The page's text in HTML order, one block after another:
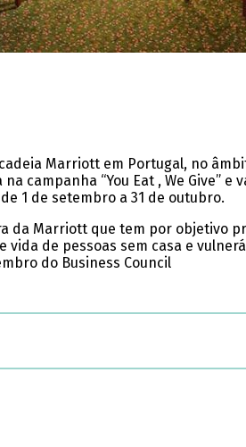
Marriott em Portugal, no
campanha “You Eat , We Give” e
1 de setembro a 31 de outubro.
da Marriott que tem por objetivo
de pessoas sem casa e
do Business Council